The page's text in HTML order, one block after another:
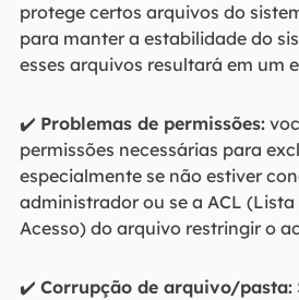
protege certos arquivos do
para manter a estabilidade do
esses arquivos resultará em um
✔️ Problemas de permissões:
permissões necessárias para
especialmente se não estiver
administrador ou se a ACL
Acesso) do arquivo restringir o
✔️ Corrupção de arquivo/pasta: